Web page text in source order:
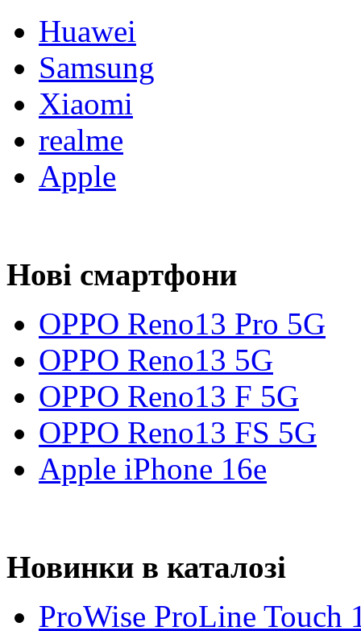
Huawei
Samsung
Xiaomi
realme
Apple
Нові смартфони
OPPO Reno13 Pro 5G
OPPO Reno13 5G
OPPO Reno13 F 5G
OPPO Reno13 FS 5G
Apple iPhone 16e
Новинки в каталозі
ProWise ProLine Touch